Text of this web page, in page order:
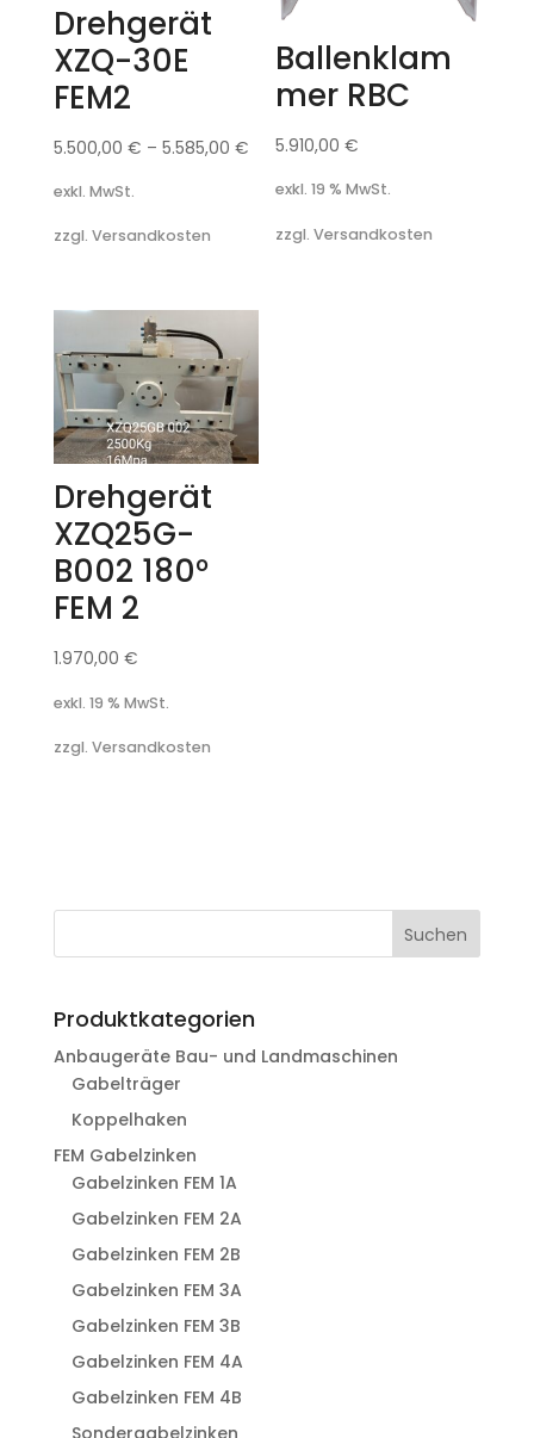
Drehgerät
XZQ-30E
FEM2
5.500,00 € – 5.585,00 €
exkl. MwSt.
zzgl. Versandkosten
Ballenklam
mer RBC
5.910,00€
exkl. 19 % MwSt.
zzgl. Versandkosten
Drehgerät
XZQ25G-
B002 180°
FEM 2
1.970,00 €
exkl. 19 % MwSt.
zzgl. Versandkosten
Suchen
Produktkategorien
Anbaugeräte Bau- und Landmaschinen
Gabelträger
Koppelhaken
FEM Gabelzinken
Gabelzinken FEM 1A
Gabelzinken FEM 2A
Gabelzinken FEM 2B
Gabelzinken FEM 3A
Gabelzinken FEM 3B
Gabelzinken FEM 4A
Gabelzinken FEM 4B